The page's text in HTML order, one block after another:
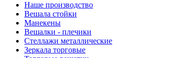
Наше производство
Вешала стойки
Манекены
Вешалки - плечики
Стеллажи металлические
Зеркала торговые